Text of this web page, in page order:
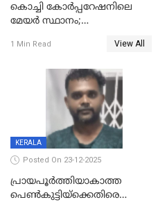
കൊച്ചി കോര്‍പ്പറേഷനിലെ
മേയര്‍ സ്ഥാനം;
രൂക്ഷം
1 Min Read View All
KERALA
Posted On 23-12-2025
പ്രായപൂർത്തിയാകാത്ത
പെൺകുട്ടിയ്ക്കെതിരെ